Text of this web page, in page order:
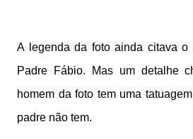
A legenda da foto ainda citava o
Padre Fábio. Mas um detalhe
homem da foto tem uma
padre não tem.